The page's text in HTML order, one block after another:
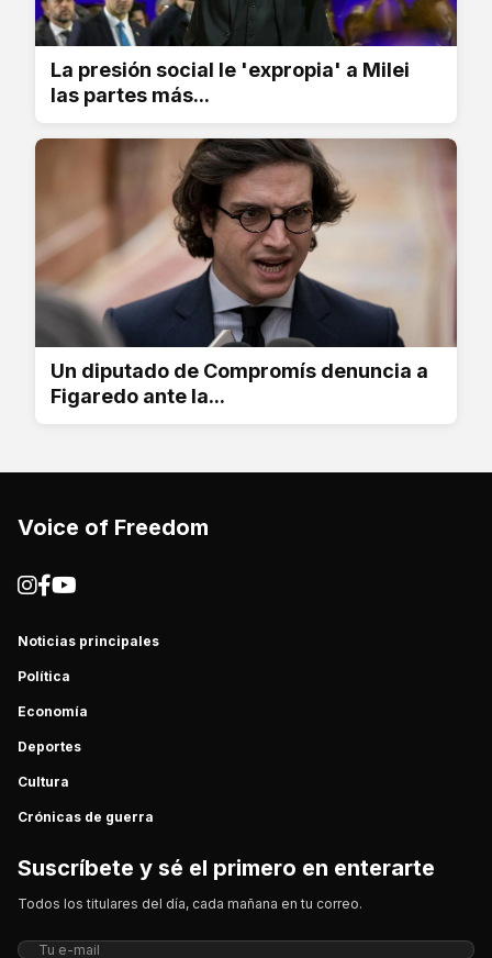
La presión social le 'expropia' a Milei
las partes más...
Un diputado de Compromís denuncia a
Figaredo ante la...
Voice of Freedom
Noticias principales
Política
Economía
Deportes
Cultura
Crónicas de guerra
Suscríbete y sé el primero en enterarte
Todos los titulares del día, cada mañana en tu correo.